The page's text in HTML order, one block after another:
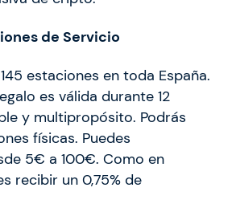
de Servicio
estaciones en toda España.
es válida durante 12
y multipropósito. Podrás
físicas. Puedes
5€ a 100€. Como en
recibir un 0,75% de